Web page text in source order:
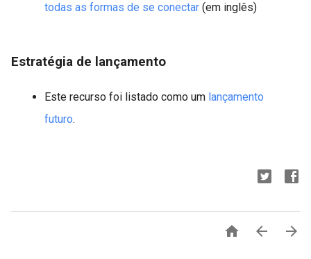
todas as formas de se conectar (em inglês)
Estratégia de lançamento
Este recurso foi listado como um lançamento
futuro.
  